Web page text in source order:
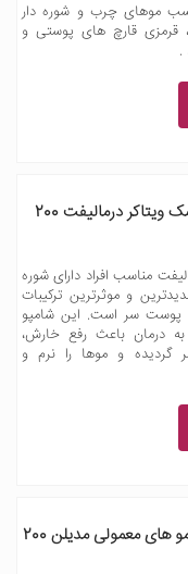
موهای چرب و شوره دار
قارچ های پوستی و
.
شامپو ضد شوره موی خشک ویتاکر درمالیفت 200
مناسب افراد دارای شوره
و موثرترین ترکیبات
پوست سر است. این شامپو
درمان باعث رفع خارش،
و موها را نرم و
شامپو ضد شوره مناسب مو های معمولی مدیلن 200